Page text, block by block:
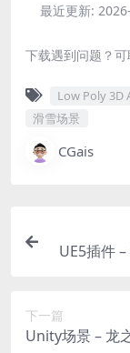
最近更新:
下载遇到问题？
Low Poly 3D
滑雪场景
CGais
UE5插件
下一篇
Unity场景 – 龙